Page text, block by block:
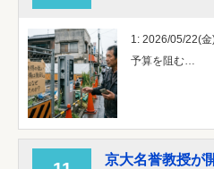
1: 2026/05/22(
予算を阻む…
京大名誉教授が